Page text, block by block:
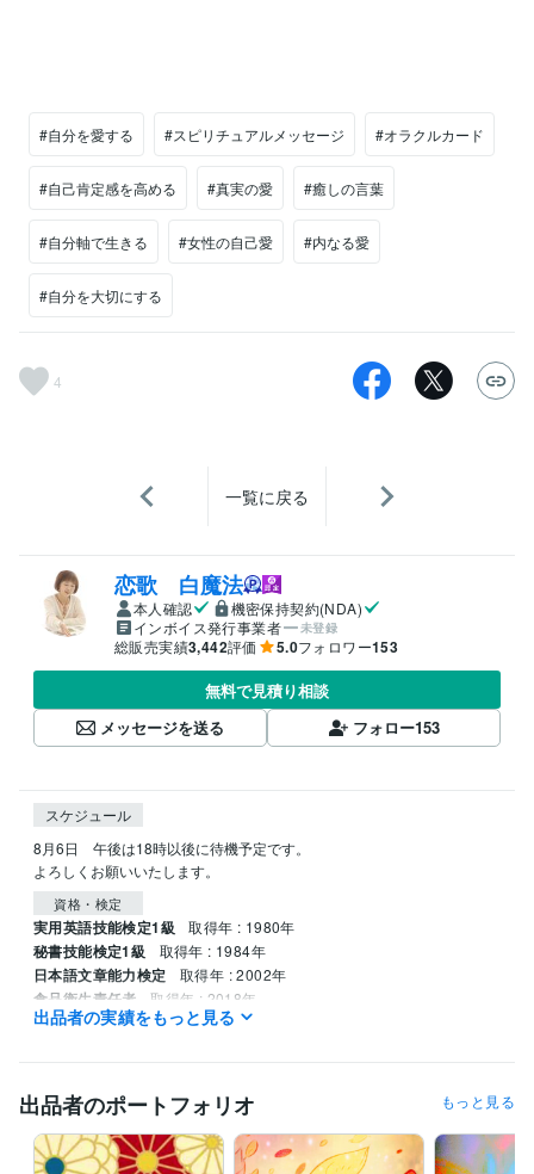
#自分を愛する #スピリチュアルメッセージ #オラクルカード
#自己肯定感を高める #真実の愛 #癒しの言葉
#自分軸で生きる #女性の自己愛 #内なる愛
#自分を大切にする
4
一覧に戻る
恋歌 白魔法
本人確認
機密保持契約(NDA)
インボイス発行事業者
未登録
総販売実績3,442評価 5.0フォロワー153
無料で見積り相談
メッセージを送る
フォロー153
スケジュール
8月6日　午後は18時以後に待機予定です。
よろしくお願いいたします。
資格・検定
実用英語技能検定1級 取得年 : 1980年
秘書技能検定1級 取得年 : 1984年
日本語文章能力検定 取得年 : 2002年
食品衛生責任者 取得年 : 2018年
占い 四柱推命 ピプリオマンシー 九星気学 タロットカード
語学力
英語 ビジネスレベル
ベトナム語 日常会話レベル
出品者の実績をもっと見る
出品者のポートフォリオ もっと見る